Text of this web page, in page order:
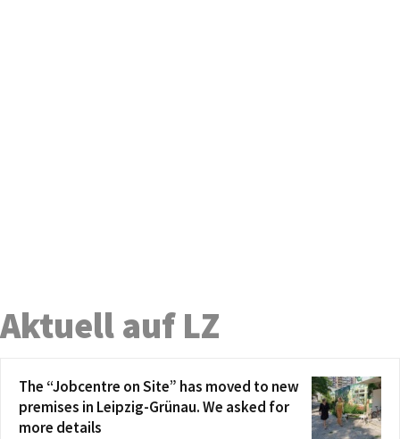
Aktuell auf LZ
The “Jobcentre on Site” has moved to new
premises in Leipzig-Grünau. We asked for
more details